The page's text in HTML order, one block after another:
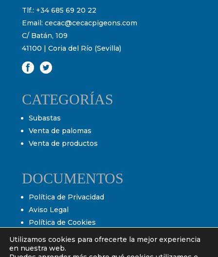
Tlf.: +34 685 69 20 22
Email: cecac@cecacpigeons.com
C/ Batán, 109
41100 | Coria del Río (Sevilla)
CATEGORÍAS
Subastas
Venta de palomas
Venta de productos
DOCUMENTOS
Política de Privacidad
Aviso Legal
Política de Cookies
Condiciones de venta
Condiciones de subasta
Utilizamos cookies para ofrecerte la mejor experiencia
en nuestra web.